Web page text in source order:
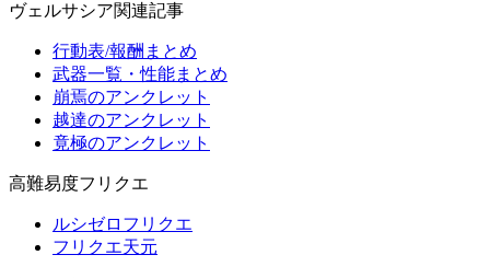
ヴェルサシア関連記事
行動表/報酬まとめ
武器一覧・性能まとめ
崩焉のアンクレット
越達のアンクレット
竟極のアンクレット
高難易度フリクエ
ルシゼロフリクエ
フリクエ天元